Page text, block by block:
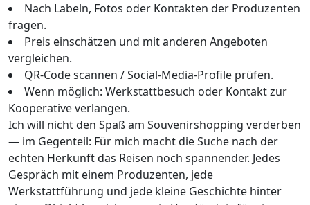
Nach Labeln, Fotos oder Kontakten der Produzenten
fragen.
Preis einschätzen und mit anderen Angeboten
vergleichen.
QR-Code scannen / Social-Media-Profile prüfen.
Wenn möglich: Werkstattbesuch oder Kontakt zur
Kooperative verlangen.
Ich will nicht den Spaß am Souvenirshopping verderben
— im Gegenteil: Für mich macht die Suche nach der
echten Herkunft das Reisen noch spannender. Jedes
Gespräch mit einem Produzenten, jede
Werkstattführung und jede kleine Geschichte hinter